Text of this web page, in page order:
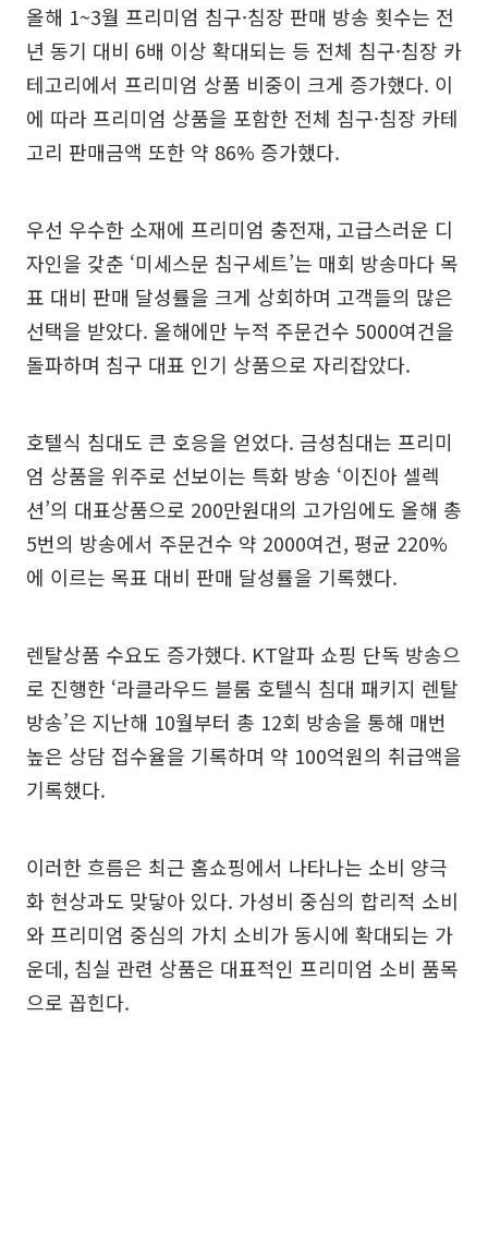
올해 1~3월 프리미엄 침구·침장 판매 방송 횟수는 전
년 동기 대비 6배 이상 확대되는 등 전체 침구·침장 카
테고리에서 프리미엄 상품 비중이 크게 증가했다. 이
에 따라 프리미엄 상품을 포함한 전체 침구·침장 카테
고리 판매금액 또한 약 86% 증가했다.
우선 우수한 소재에 프리미엄 충전재, 고급스러운 디
자인을 갖춘 ‘미세스문 침구세트’는 매회 방송마다 목
표 대비 판매 달성률을 크게 상회하며 고객들의 많은
선택을 받았다. 올해에만 누적 주문건수 5000여건을
돌파하며 침구 대표 인기 상품으로 자리잡았다.
호텔식 침대도 큰 호응을 얻었다. 금성침대는 프리미
엄 상품을 위주로 선보이는 특화 방송 ‘이진아 셀렉
션’의 대표상품으로 200만원대의 고가임에도 올해 총
5번의 방송에서 주문건수 약 2000여건, 평균 220%
에 이르는 목표 대비 판매 달성률을 기록했다.
렌탈상품 수요도 증가했다. KT알파 쇼핑 단독 방송으
로 진행한 ‘라클라우드 블룸 호텔식 침대 패키지 렌탈
방송’은 지난해 10월부터 총 12회 방송을 통해 매번
높은 상담 접수율을 기록하며 약 100억원의 취급액을
기록했다.
이러한 흐름은 최근 홈쇼핑에서 나타나는 소비 양극
화 현상과도 맞닿아 있다. 가성비 중심의 합리적 소비
와 프리미엄 중심의 가치 소비가 동시에 확대되는 가
운데, 침실 관련 상품은 대표적인 프리미엄 소비 품목
으로 꼽힌다.